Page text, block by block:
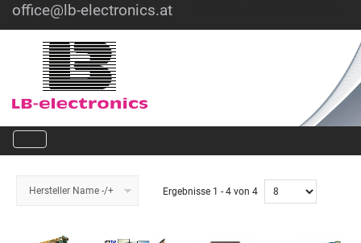
office@lb-electronics.at
Hersteller Name -/+ Ergebnisse 1 - 4 von 4